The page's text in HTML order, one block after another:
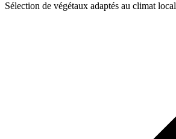
Sélection de végétaux adaptés au climat local